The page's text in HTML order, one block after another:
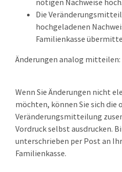
nötigen Nachweise hoch.
Die
hochgeladenen
Familienkasse
Änderungen analog mitteilen:
Wenn Sie Änderungen nicht
möchten, können Sie sich die
Veränderungsmitteilung
Vordruck selbst ausdrucken.
unterschrieben per Post an
Familienkasse.